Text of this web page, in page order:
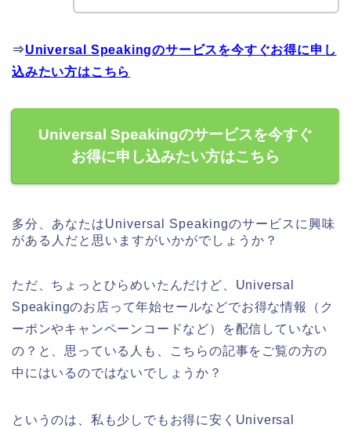
⇒Universal Speakingのサービスを今すぐお得に申し
込みたい方はこちら
Universal Speakingのサービスを今すぐ
お得に申し込みたい方はこちら
多分、あなたはUniversal Speakingのサービスに興味
がある人だと思いますがいかがでしょうか？
ただ、ちょっとひらめいたんだけど、Universal
Speakingのお店って年始セールなどでお得な情報（ク
ーポンやキャンペーンコードなど）を配信していない
の？と、思っている人も、こちらの記事をご覧の方の
中にはいるのではないでしょうか？
というのは、私も少しでもお得に安くUniversal